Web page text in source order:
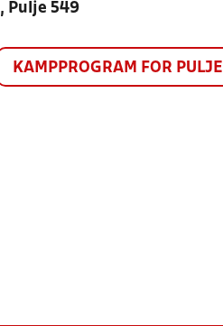
Pulje 549
KAMPPROGRAM FOR PULJE